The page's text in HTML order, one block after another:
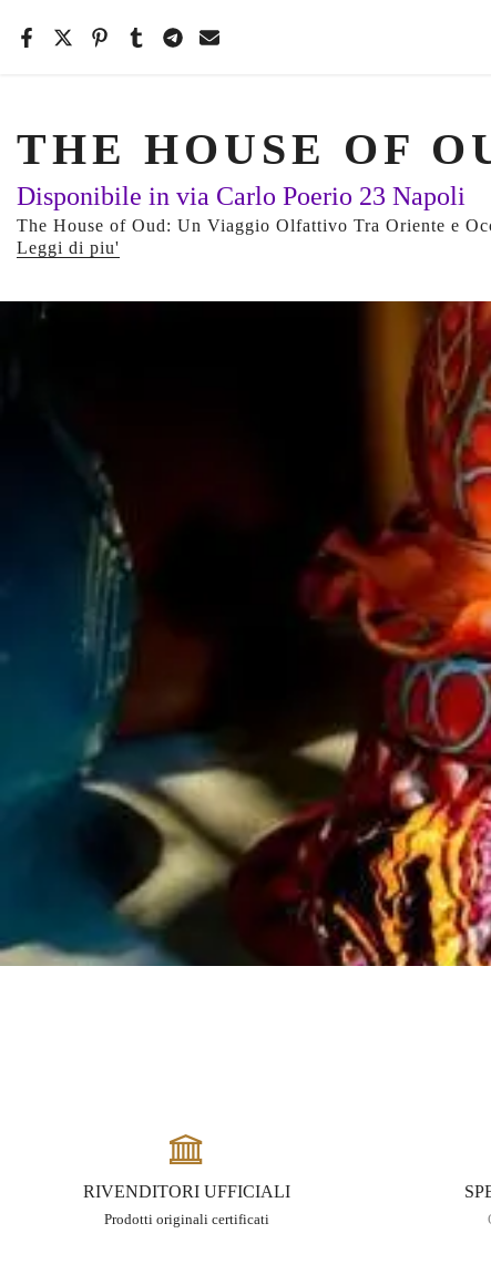
THE HOUSE OF
Disponibile in via Carlo Poerio 23 Napoli
The House of Oud: Un Viaggio Olfattivo Tra Oriente e
Leggi di piu'
RIVENDITORI UFFICIALI
Prodotti originali certificati